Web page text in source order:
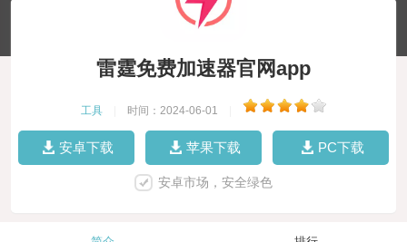
雷霆免费加速器官网app
工具 时间：2024-06-01
安卓下载 苹果下载 PC下载
安卓市场，安全绿色